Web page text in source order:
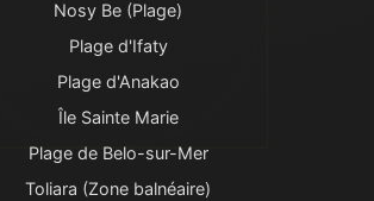
Nosy Be (Plage)
Plage d'Ifaty
Plage d'Anakao
Île Sainte Marie
Plage de Belo-sur-Mer
Toliara (Zone balnéaire)